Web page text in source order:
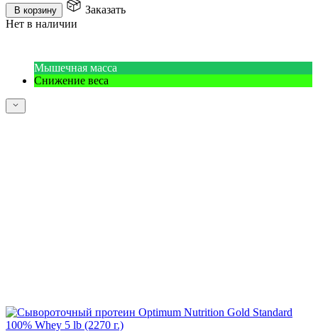
В корзину
Заказать
Нет в наличии
Мышечная масса
Снижение веса